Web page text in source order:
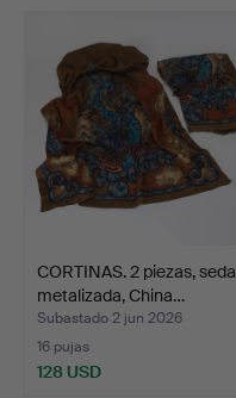
CORTINAS. 2 piezas, seda
metalizada, China…
Subastado 2 jun 2026
16 pujas
128 USD